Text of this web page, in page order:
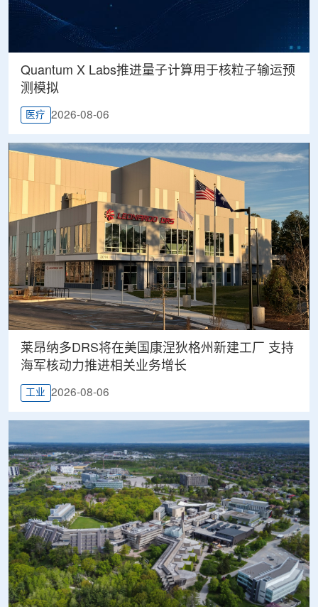
Quantum X Labs推进量子计算用于核粒子输运预
测模拟
医疗 2026-08-06
莱昂纳多DRS将在美国康涅狄格州新建工厂 支持
海军核动力推进相关业务增长
工业 2026-08-06